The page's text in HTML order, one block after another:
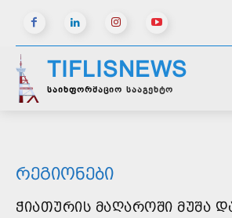
TIFLISNEWS
საინფორმაციო სააგენტო
ᲠᲔᲒᲘᲝᲜᲔᲑᲘ
ᲭᲘᲐᲗᲣᲠᲘᲡ ᲛᲐᲦᲐᲠᲝᲨᲘ ᲛᲣᲨᲐ